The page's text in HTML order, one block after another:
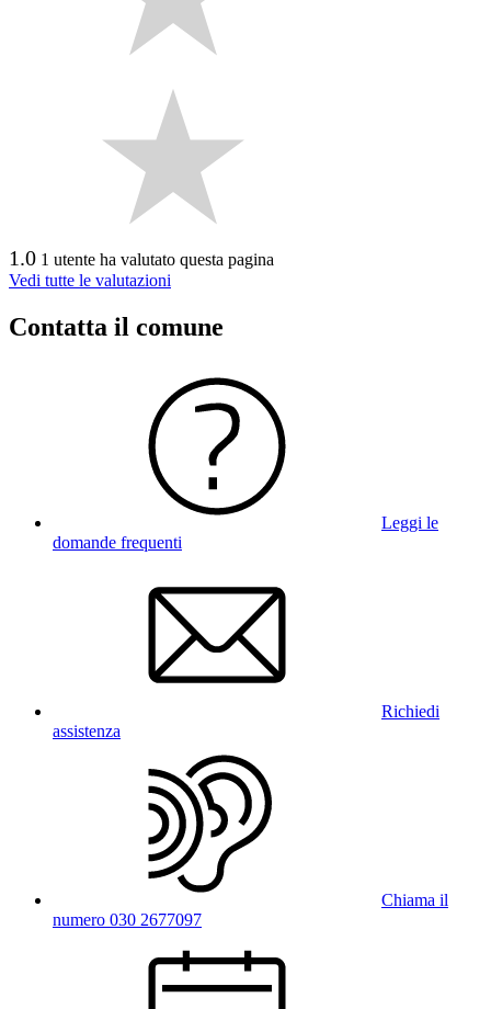
1.0 1 utente ha valutato questa pagina
Vedi tutte le valutazioni
Contatta il comune
Leggi le
domande frequenti
Richiedi
assistenza
Chiama il
numero 030 2677097